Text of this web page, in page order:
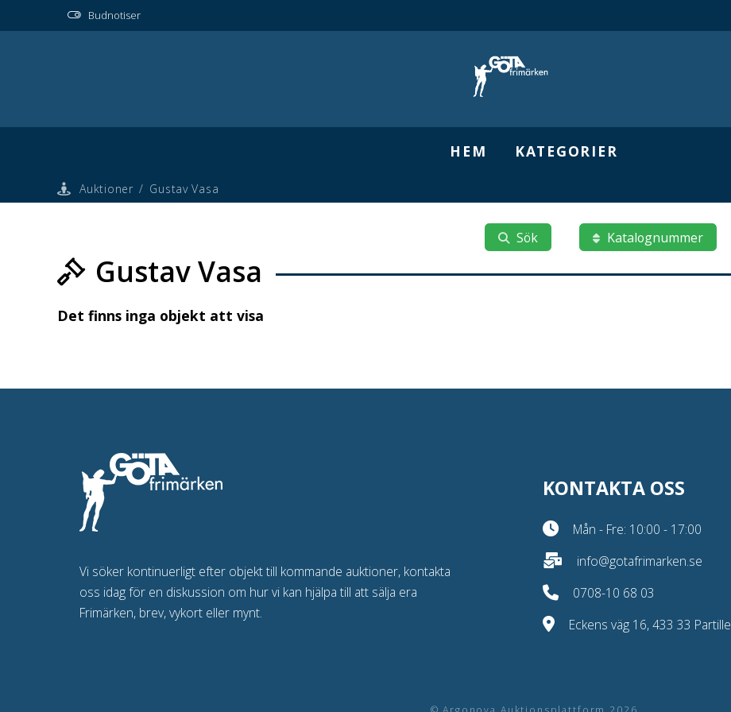
Budnotiser
HEM KATEGORIER
Auktioner / Gustav Vasa
Sök Katalognummer
Gustav Vasa
Det finns inga objekt att visa
Vi söker kontinuerligt efter objekt till kommande auktioner, kontakta
oss idag för en diskussion om hur vi kan hjälpa till att sälja era
Frimärken, brev, vykort eller mynt.
KONTAKTA OSS
Mån - Fre: 10:00 - 17:00
info@gotafrimarken.se
0708-10 68 03
Eckens väg 16, 433 33 Partille